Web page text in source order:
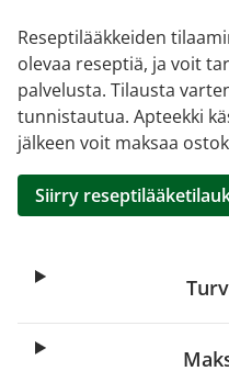
Reseptilääkkeiden
olevaa reseptiä, ja voit
palvelusta. Tilausta
tunnistautua. Apteekki
jälkeen voit maksaa
Siirry